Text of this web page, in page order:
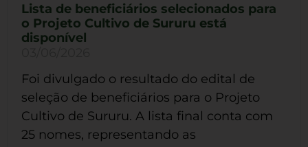
Lista de beneficiários selecionados para
o Projeto Cultivo de Sururu está
disponível
Foi divulgado o resultado do edital de
seleção de beneficiários para o Projeto
Cultivo de Sururu. A lista final conta com
25 nomes, representando as